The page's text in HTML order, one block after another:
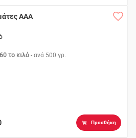
ΑΑΑ
το κιλό - ανά 500 γρ.
Προσθήκη